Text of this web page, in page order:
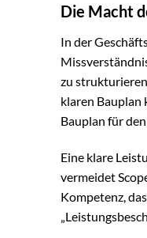
Die Macht
In der
zu
klaren Bauplan
Bauplan für
Eine klare
vermeidet
Kompetenz,